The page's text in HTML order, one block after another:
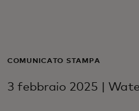
Per il business
COMUNICATO STAMPA
3 febbraio 2025 |